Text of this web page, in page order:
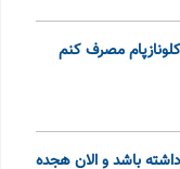
مصرف کنم
باشد و الان هجده